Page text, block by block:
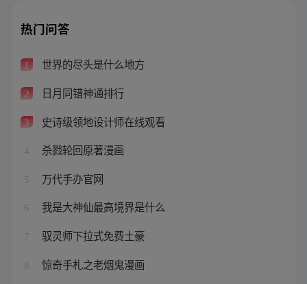
热门问答
1 世界的尽头是什么地方
2 日月同错神通排行
3 史诗级领地设计师在线观看
4 杀戮轮回原著漫画
5 万代手办官网
6 我是大神仙最高境界是什么
7 驭灵师下拉式免费土豪
8 惊奇手札之老烟鬼漫画